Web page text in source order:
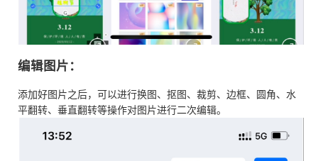
编辑图片：
添加好图片之后，可以进行换图、抠图、裁剪、边框、圆角、水
平翻转、垂直翻转等操作对图片进行二次编辑。